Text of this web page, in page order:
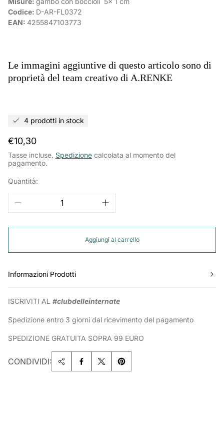
Codice: D-AR-FL0372
EAN: 4255847103773
Le immagini aggiuntive di questo articolo sono di
proprietà del team creativo di A.RENKE
4 prodotti in stock
Prezzo
normale
€10,30
Tasse incluse. Spedizione calcolata al momento del
pagamento.
Quantità:
Aggiungi al carrello
Informazioni Prodotti
ISCRIVITI AL #clubdelleinternate
Spedizione entro 3 giorni dal ricevimento del pagamento
SPEDIZIONE GRATUITA SOPRA 99 EURO
CONDIVIDI: